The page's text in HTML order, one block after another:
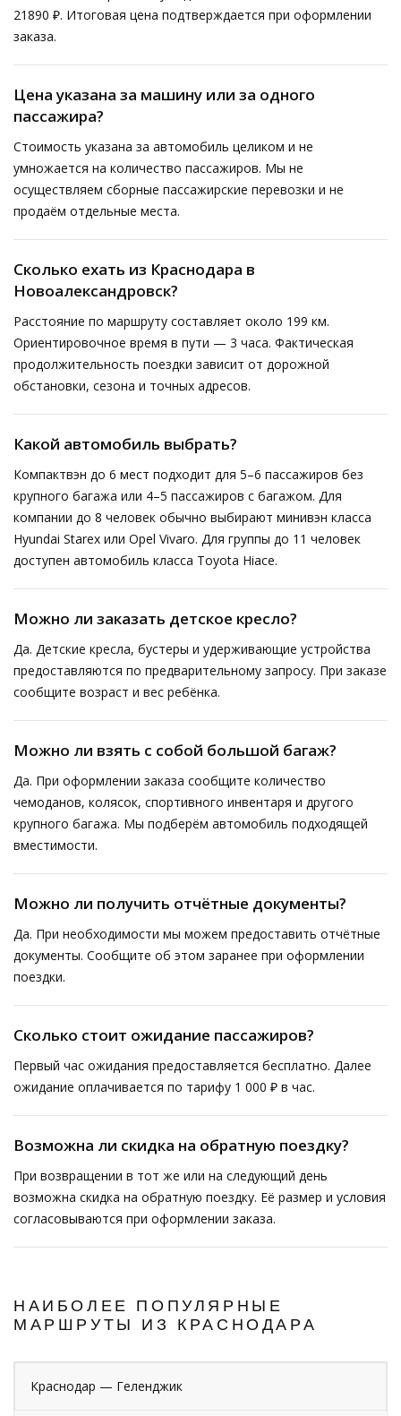
21890 ₽. Итоговая цена подтверждается при оформлении
заказа.
Цена указана за машину или за одного
пассажира?
Стоимость указана за автомобиль целиком и не
умножается на количество пассажиров. Мы не
осуществляем сборные пассажирские перевозки и не
продаём отдельные места.
Сколько ехать из Краснодара в
Новоалександровск?
Расстояние по маршруту составляет около 199 км.
Ориентировочное время в пути — 3 часа. Фактическая
продолжительность поездки зависит от дорожной
обстановки, сезона и точных адресов.
Какой автомобиль выбрать?
Компактвэн до 6 мест подходит для 5–6 пассажиров без
крупного багажа или 4–5 пассажиров с багажом. Для
компании до 8 человек обычно выбирают минивэн класса
Hyundai Starex или Opel Vivaro. Для группы до 11 человек
доступен автомобиль класса Toyota Hiace.
Можно ли заказать детское кресло?
Да. Детские кресла, бустеры и удерживающие устройства
предоставляются по предварительному запросу. При заказе
сообщите возраст и вес ребёнка.
Можно ли взять с собой большой багаж?
Да. При оформлении заказа сообщите количество
чемоданов, колясок, спортивного инвентаря и другого
крупного багажа. Мы подберём автомобиль подходящей
вместимости.
Можно ли получить отчётные документы?
Да. При необходимости мы можем предоставить отчётные
документы. Сообщите об этом заранее при оформлении
поездки.
Сколько стоит ожидание пассажиров?
Первый час ожидания предоставляется бесплатно. Далее
ожидание оплачивается по тарифу 1 000 ₽ в час.
Возможна ли скидка на обратную поездку?
При возвращении в тот же или на следующий день
возможна скидка на обратную поездку. Её размер и условия
согласовываются при оформлении заказа.
НАИБОЛЕЕ ПОПУЛЯРНЫЕ
МАРШРУТЫ ИЗ КРАСНОДАРА
Краснодар — Геленджик